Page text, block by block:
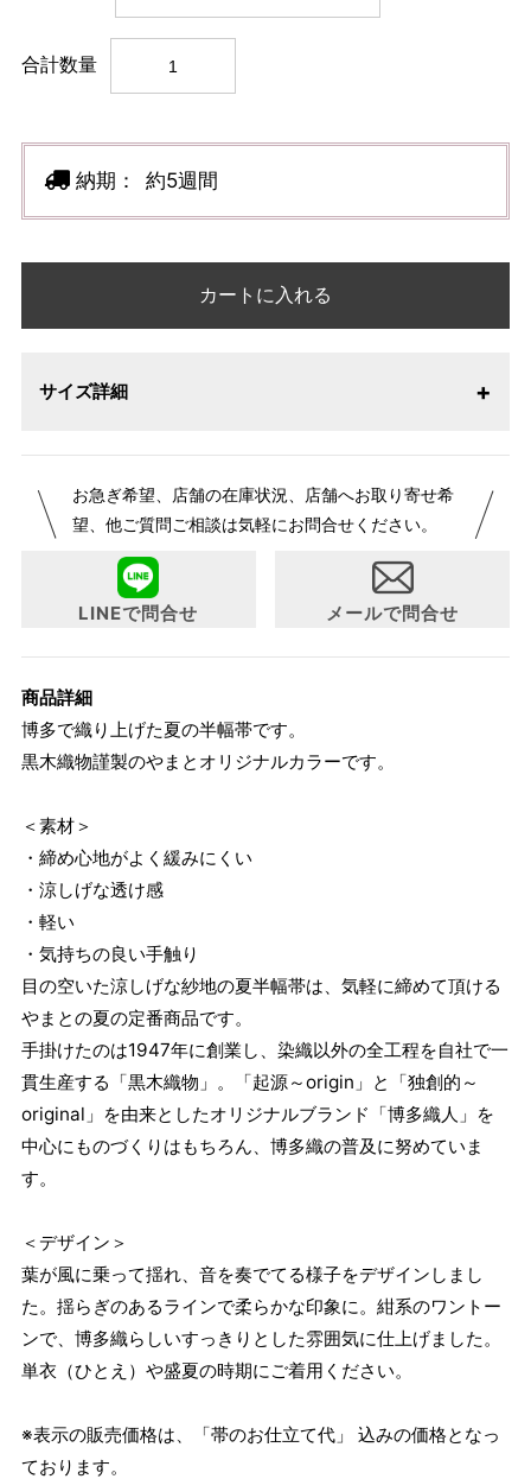
合計数量
納期： 約5週間
カートに入れる
サイズ詳細
お急ぎ希望、店舗の在庫状況、店舗へお取り寄せ希
望、他ご質問ご相談は気軽にお問合せください。
LINEで問合せ メールで問合せ
商品詳細
博多で織り上げた夏の半幅帯です。
黒木織物謹製のやまとオリジナルカラーです。
＜素材＞
・締め心地がよく緩みにくい
・涼しげな透け感
・軽い
・気持ちの良い手触り
目の空いた涼しげな紗地の夏半幅帯は、気軽に締めて頂ける
やまとの夏の定番商品です。
手掛けたのは1947年に創業し、染織以外の全工程を自社で一
貫生産する「黒木織物」。「起源～origin」と「独創的～
original」を由来としたオリジナルブランド「博多織人」を
中心にものづくりはもちろん、博多織の普及に努めていま
す。
＜デザイン＞
葉が風に乗って揺れ、音を奏でてる様子をデザインしまし
た。揺らぎのあるラインで柔らかな印象に。紺系のワントー
ンで、博多織らしいすっきりとした雰囲気に仕上げました。
単衣（ひとえ）や盛夏の時期にご着用ください。
※表示の販売価格は、「帯のお仕立て代」 込みの価格となっ
ております。